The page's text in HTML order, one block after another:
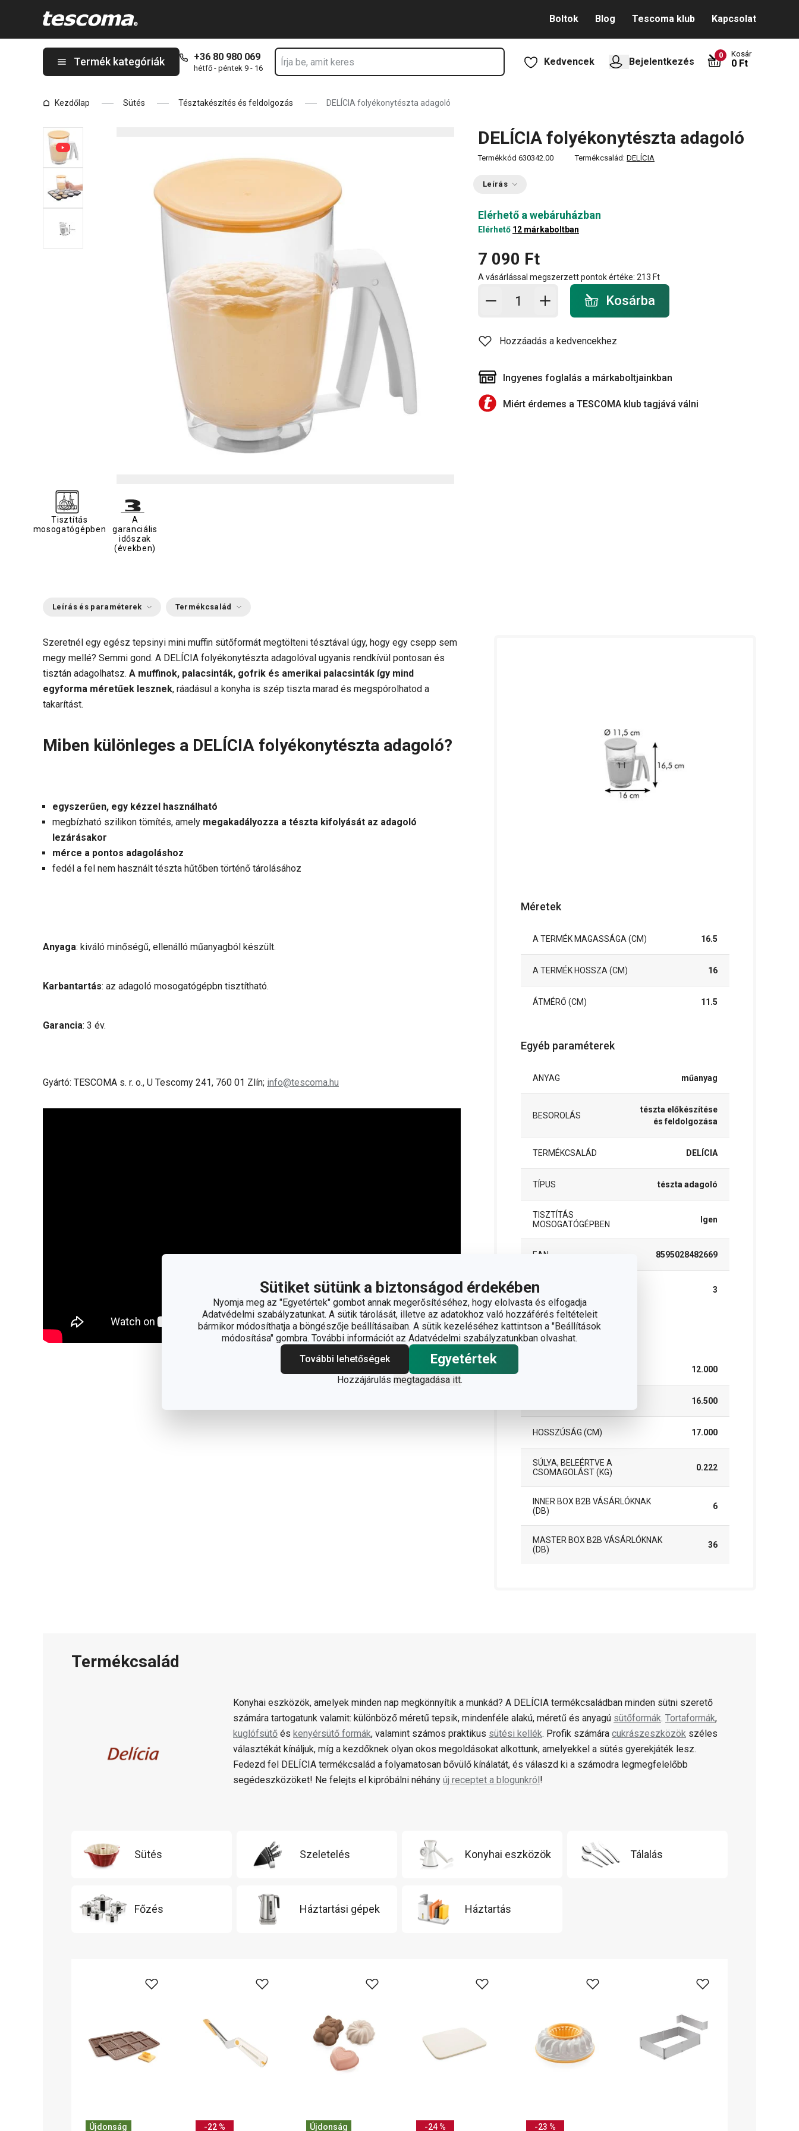
Sütiket sütünk a biztonságod érdekében
Nyomja meg az "Egyetértek" gombot annak megerősítéséhez, hogy elolvasta és elfogadja
Adatvédelmi szabályzatunkat. A sütik tárolását, illetve az adatokhoz való hozzáférés feltételeit
bármikor módosíthatja a böngészője beállításaiban. A sütik kezeléséhez kattintson a "Beállítások
módosítása" gombra. További információt az Adatvédelmi szabályzatunkban olvashat.
További lehetőségek
Egyetértek
Hozzájárulás megtagadása itt.
Boltok Blog Tescoma klub Kapcsolat
Termék kategóriák +36 80 980 069
hétfő - péntek 9 - 16
Kedvencek Bejelentkezés
0 Kosár
0 Ft
Kezdőlap Sütés Tésztakészítés és feldolgozás DELÍCIA folyékonytészta adagoló
DELÍCIA folyékonytészta adagoló
Termékkód 630342.00 Termékcsalád: DELÍCIA
Leírás
Elérhető a webáruházban
Elérhető 12 márkaboltban
7 090 Ft
A vásárlással megszerzett pontok értéke: 213 Ft
Kosárba - mennyiség
Kosárba
Hozzáadás a kedvencekhez
Ingyenes foglalás a márkaboltjainkban
Miért érdemes a TESCOMA klub tagjává válni
Tisztítás
mosogatógépben
A
garanciális
időszak
(években)
Leírás és paraméterek Termékcsalád
Szeretnél egy egész tepsinyi mini muffin sütőformát megtölteni tésztával úgy, hogy egy csepp sem
megy mellé? Semmi gond. A DELÍCIA folyékonytészta adagolóval ugyanis rendkívül pontosan és
tisztán adagolhatsz. A muffinok, palacsinták, gofrik és amerikai palacsinták így mind
egyforma méretűek lesznek, ráadásul a konyha is szép tiszta marad és megspórolhatod a
takarítást.
Miben különleges a DELÍCIA folyékonytészta adagoló?
egyszerűen, egy kézzel használható
megbízható szilikon tömítés, amely megakadályozza a tészta kifolyását az adagoló
lezárásakor
mérce a pontos adagoláshoz
fedél a fel nem használt tészta hűtőben történő tárolásához
Anyaga: kiváló minőségű, ellenálló műanyagból készült.
Karbantartás: az adagoló mosogatógépbn tisztítható.
Garancia: 3 év.
Gyártó: TESCOMA s. r. o., U Tescomy 241, 760 01 Zlín; info@tescoma.hu
Olvasson kevesebbet
Méretek
A TERMÉK MAGASSÁGA (CM) 16.5
A TERMÉK HOSSZA (CM) 16
ÁTMÉRŐ (CM) 11.5
Egyéb paraméterek
ANYAG műanyag
BESOROLÁS
tészta előkészítése
és feldolgozása
TERMÉKCSALÁD DELÍCIA
TÍPUS tészta adagoló
TISZTÍTÁS
MOSOGATÓGÉPBEN
Igen
EAN 8595028482669
A GARANCIÁLIS
IDŐSZAK (ÉVEKBEN)
3
Csomag
12.000
16.500
HOSSZÚSÁG (CM) 17.000
SÚLYA, BELEÉRTVE A
CSOMAGOLÁST (KG)
0.222
INNER BOX B2B VÁSÁRLÓKNAK
(DB)
6
MASTER BOX B2B VÁSÁRLÓKNAK
(DB)
36
Termékcsalád
Konyhai eszközök, amelyek minden nap megkönnyítik a munkád? A DELÍCIA termékcsaládban minden sütni szerető
számára tartogatunk valamit: különböző méretű tepsik, mindenféle alakú, méretű és anyagú sütőformák. Tortaformák,
kuglófsütő és kenyérsütő formák, valamint számos praktikus sütési kellék. Profik számára cukrászeszközök széles
választékát kínáljuk, míg a kezdőknek olyan okos megoldásokat alkottunk, amelyekkel a sütés gyerekjáték lesz.
Fedezd fel DELÍCIA termékcsalád a folyamatosan bővülő kínálatát, és válaszd ki a számodra legmegfelelőbb
segédeszközöket! Ne felejts el kipróbálni néhány új receptet a blogunkról!
Sütés Szeletelés Konyhai eszközök Tálalás
Főzés Háztartási gépek Háztartás
Újdonság -22 % Újdonság -24 % -23 %